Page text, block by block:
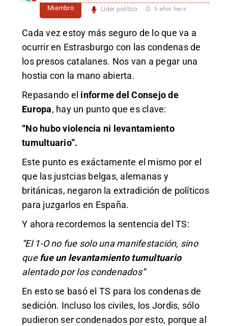
Miembro Líder político 5 años hace
Cada vez estoy más seguro de lo que va a
ocurrir en Estrasburgo con las condenas de
los presos catalanes. Nos van a pegar una
hostia con la mano abierta.
Repasando el informe del Consejo de
Europa, hay un punto que es clave:
“No hubo violencia ni levantamiento
tumultuario”.
Este punto es exáctamente el mismo por el
que las justcias belgas, alemanas y
británicas, negaron la extradición de políticos
para juzgarlos en España.
Y ahora recordemos la sentencia del TS:
“El 1-O no fue solo una manifestación, sino
quefue un levantamiento tumultuario
alentado por los condenados”
En esto se basó el TS para los condenas de
sedición. Incluso los civiles, los Jordis, sólo
pudieron ser condenados por esto, porque al